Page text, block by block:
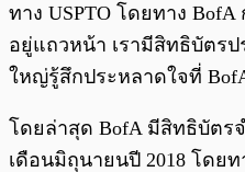
ทาง USPTO โดยทาง
อยู่แถวหน้า เรามีสิทธิบัตร
ใหญ่รู้สึกประหลาดใจที่
โดยล่าสุด BofA มีสิทธิบัตร
เดือนมิถุนายนปี 2018 โดย